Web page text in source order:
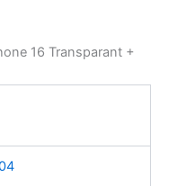
16 Transparant +